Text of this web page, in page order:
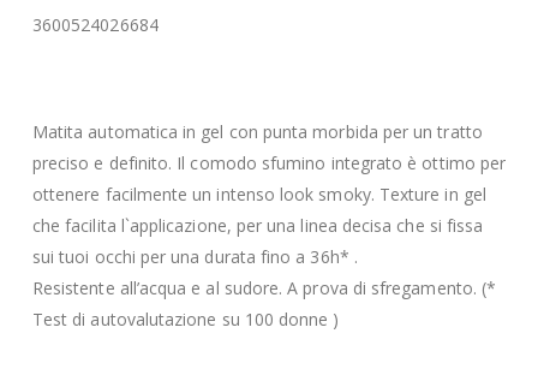
3600524026684
Matita automatica in gel con punta morbida per un tratto
preciso e definito. Il comodo sfumino integrato è ottimo per
ottenere facilmente un intenso look smoky. Texture in gel
che facilita l`applicazione, per una linea decisa che si fissa
sui tuoi occhi per una durata fino a 36h* .
Resistente all’acqua e al sudore. A prova di sfregamento. (*
Test di autovalutazione su 100 donne )